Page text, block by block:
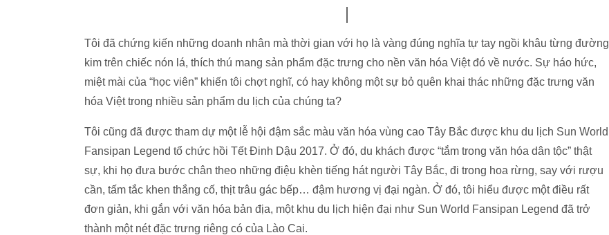
Tôi đã chứng kiến những doanh nhân mà thời gian với họ là vàng đúng nghĩa tự tay ngồi khâu từng đường
kim trên chiếc nón lá, thích thú mang sản phẩm đặc trưng cho nền văn hóa Việt đó về nước. Sự háo hức,
miệt mài của “học viên” khiến tôi chợt nghĩ, có hay không một sự bỏ quên khai thác những đặc trưng văn
hóa Việt trong nhiều sản phẩm du lịch của chúng ta?
Tôi cũng đã được tham dự một lễ hội đậm sắc màu văn hóa vùng cao Tây Bắc được khu du lịch Sun World
Fansipan Legend tổ chức hồi Tết Đinh Dậu 2017. Ở đó, du khách được “tắm trong văn hóa dân tộc” thật
sự, khi họ đưa bước chân theo những điệu khèn tiếng hát người Tây Bắc, đi trong hoa rừng, say với rượu
cần, tấm tắc khen thắng cố, thịt trâu gác bếp… đậm hương vị đại ngàn. Ở đó, tôi hiểu được một điều rất
đơn giản, khi gắn với văn hóa bản địa, một khu du lịch hiện đại như Sun World Fansipan Legend đã trở
thành một nét đặc trưng riêng có của Lào Cai.